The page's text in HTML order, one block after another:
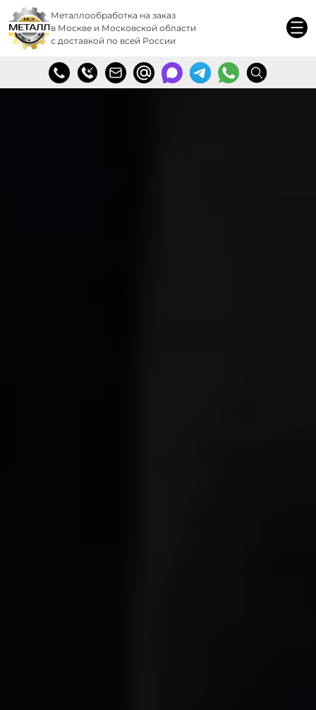
Металлообработка на заказ
в Москве и Московской области
с доставкой по всей России